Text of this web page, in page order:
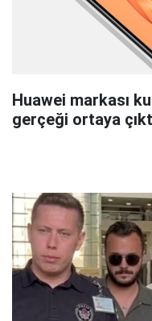
Huawei markası
gerçeği ortaya